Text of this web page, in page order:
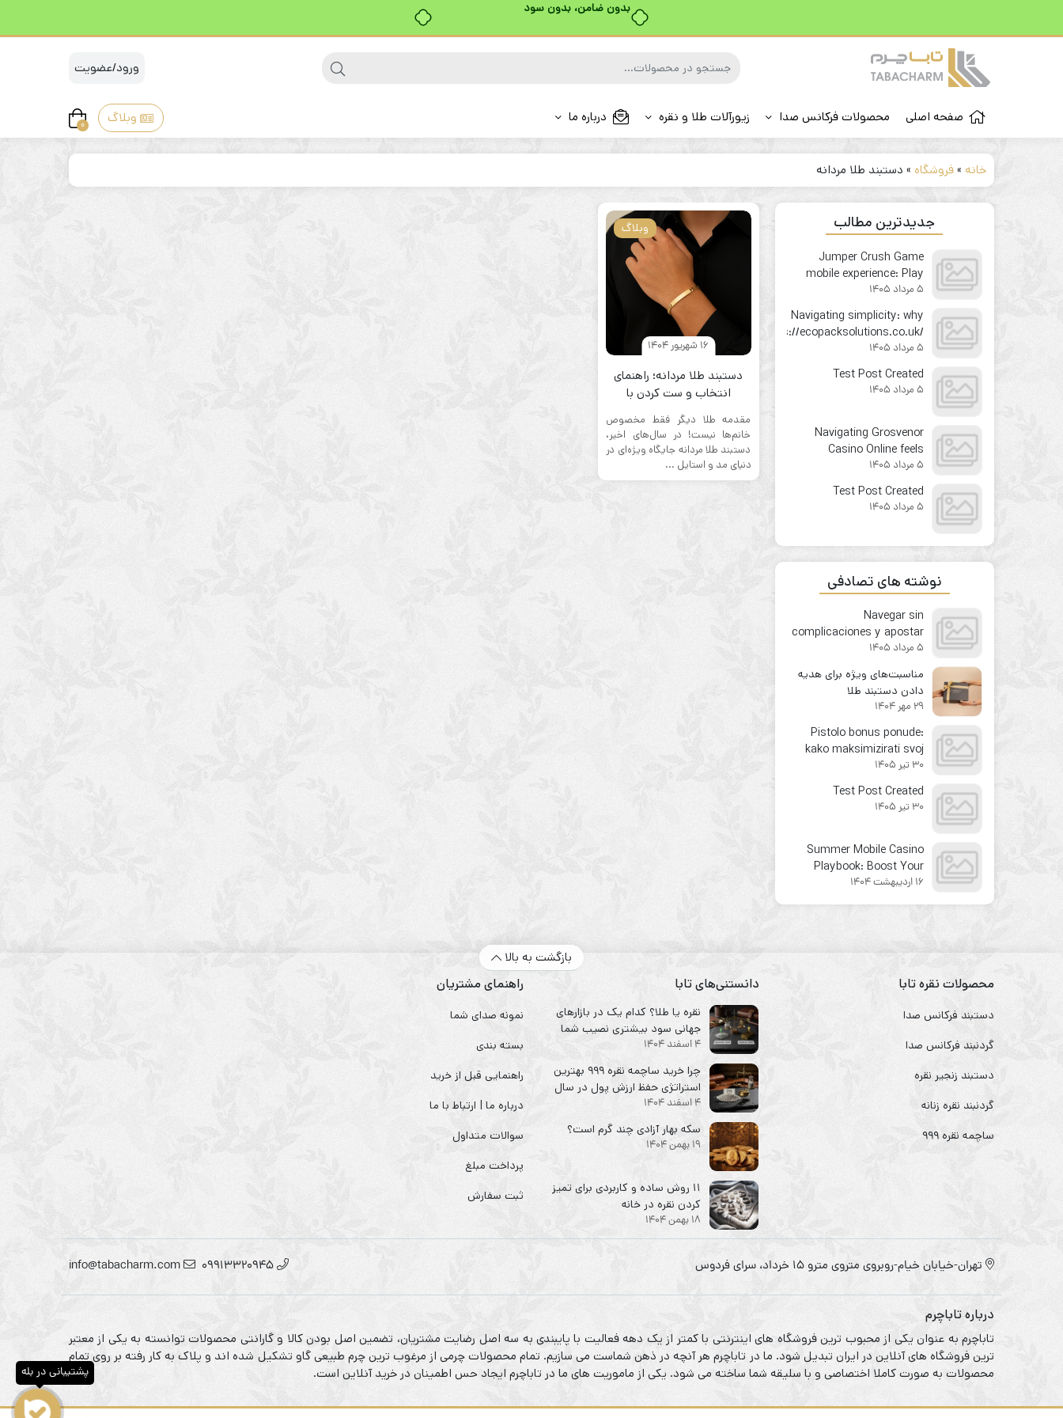
بدون ضامن، بدون سود
ورود/عضویت
صفحه اصلی محصولات فرکانس صدا زیورآلات طلا و نقره درباره ما وبلاگ 0
خانه »فروشگاه » دستبند طلا مردانه
وبلاگ
16 شهریور 1404
دستبند طلا مردانه؛ راهنمای
انتخاب و ست کردن با
مقدمه طلا دیگر فقط مخصوص
خانم‌ها نیست! در سال‌های اخیر،
دستبند طلا مردانه جایگاه ویژه‌ای در
دنیای مد و استایل ...
جدیدترین مطالب
Jumper Crush Game
mobile experience: Play
your favorite instant win
game on the go
5 مرداد 1405
Navigating simplicity: why
https://ecopacksolutions.co.uk/
feels like second nature
from the first click
5 مرداد 1405
Test Post Created
5 مرداد 1405
Navigating Grosvenor
Casino Online feels
surprisingly
straightforward for
newcomers
5 مرداد 1405
Test Post Created
5 مرداد 1405
نوشته های تصادفی
Navegar sin
complicaciones y apostar
con confianza en 1win
5 مرداد 1405
مناسبت‌های ویژه برای هدیه
دادن دستبند طلا
29 مهر 1404
Pistolo bonus ponude:
kako maksimizirati svoj
dobitak u 2026. godini
30 تیر 1405
Test Post Created
30 تیر 1405
Summer Mobile Casino
Playbook: Boost Your
Bonuses on the Go
16 اردیبهشت 1404
بازگشت به بالا
محصولات نقره تابا
دستبند فرکانس صدا
گردنبند فرکانس صدا
دستبند زنجیر نقره
گردنبند نقره زنانه
ساچمه نقره ۹۹۹
دانستنی‌های تابا
نقره یا طلا؟ کدام یک در بازارهای
جهانی سود بیشتری نصیب شما
می‌کند؟
4 اسفند 1404
چرا خرید ساچمه نقره ۹۹۹ بهترین
استراتژی حفظ ارزش پول در سال
۱۴۰۴ است؟
4 اسفند 1404
سکه‌ بهار آزادی چند گرم است؟
19 بهمن 1404
۱۱ روش ساده و کاربردی برای تمیز
کردن نقره در خانه
18 بهمن 1404
راهنمای مشتریان
نمونه صدای شما
بسته بندی
راهنمایی قبل از خرید
درباره ما | ارتباط با ما
سوالات متداول
پرداخت مبلغ
ثبت سفارش
تهران-خیابان خیام-روبروی متروی مترو ۱۵ خرداد، سرای فردوس 09913320945
info@tabacharm.com
درباره تاباچرم
تاباچرم به عنوان یکی از محبوب ترین فروشگاه های اینترنتی با کمتر از یک دهه فعالیت با پایبندی به سه اصل رضایت مشتریان، تضمین اصل بودن کالا و گارانتی محصولات توانسته به یکی از معتبر
ترین فروشگاه های آنلاین در ایران تبدیل شود. ما در تاباچرم هر آنچه در ذهن شماست می سازیم. تمام محصولات چرمی از مرغوب ترین چرم طبیعی گاو تشکیل شده اند و پلاک به کار رفته بر روی تمام
محصولات به صورت کاملا اختصاصی و با سلیقه شما ساخته می شود. یکی از ماموریت های ما در تاباچرم ایجاد حس اطمینان در خرید آنلاین است.
پشتیبانی در بله